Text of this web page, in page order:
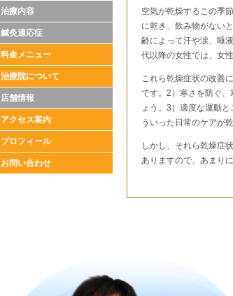
治療内容
鍼灸適応症
料金メニュー
治療院について
店舗情報
アクセス案内
プロフィール
お問い合わせ
空気が乾燥するこの季
に乾き、飲み物がない
齢によって汗や涙、唾
代以降の女性では、女
これら乾燥症状の改善
です。2）寒さを防ぐ
ょう。3）適度な運動
ういった日常のケアが
しかし、それら乾燥症
ありますので、あまり